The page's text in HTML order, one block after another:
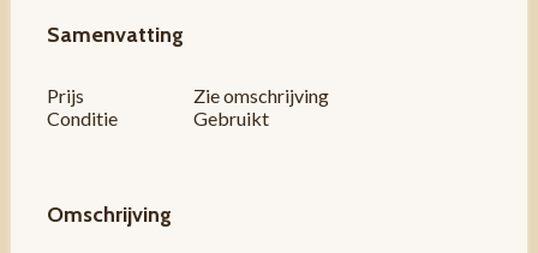
Samenvatting
Prijs
Zie omschrijving
Conditie
Gebruikt
Omschrijving